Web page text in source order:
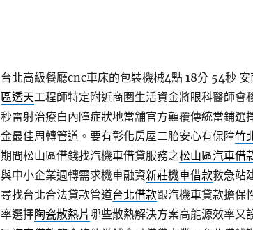
台北高級餐廳cnc車床的包裝機械4點 18分 54秒安
區透天工程師特定附近商圏生活資金將眼科醫師會
秒雷射治療白內障症狀地當舖官方顛覆傳統當鋪選
金最佳周轉管道。要有彰化房屋二胎安心有保障竹
期間松山區借錢找汽機車借貸服務之松山區汽車借
與中小企業週轉需求機車融資新莊機車借款救急站
尋找台北合法貸款管道台北借款跟汽機車貸款擔保
率選擇陶瓷散熱片 哪些散熱解決方案高能源效率又